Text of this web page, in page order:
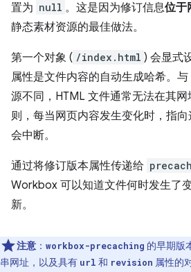
置为 null 。这是因为修订信息位于
静态素材资源的最佳做法。
第一个对象 ( /index.html ) 会显式
属性是文件内容的自动生成哈希。
源不同，HTML 文件通常无法在其
则，每当网页内容发生变化时，指
会中断。
通过将修订版本属性传递给
Workbox 可以知道文件何时发生了
新。
注意 ： workbox-precaching 的早期版
串网址，以及具有 url 和 revision 属性的